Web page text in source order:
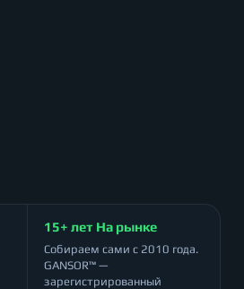
15+ лет На рынке
Собираем сами с 2010 года.
GANSOR™ —
зарегистрированный